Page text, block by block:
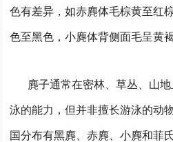
色有差异，如赤麂体毛棕黄至红
色至黑色，小麂体背侧面毛呈黄
麂子通常在密林、草丛、山
泳的能力，但并非擅长游泳的动
国分布有黑麂、赤麂、小麂和菲